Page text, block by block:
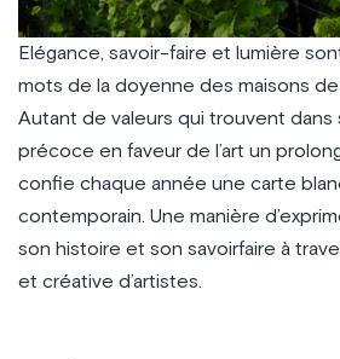
Elégance, savoir-faire et lumière
mots de la doyenne des maisons de
Autant de valeurs qui trouvent dans
précoce en faveur de l’art un
confie chaque année une carte
contemporain. Une manière
son histoire et son savoirfaire à
et créative d’artistes.